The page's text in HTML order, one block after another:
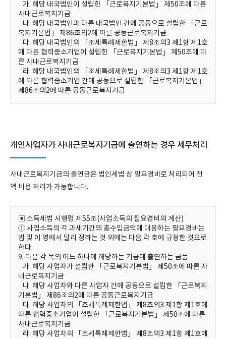
가. 해당 내국법인이 설립한 「근로복지기본법」 제50조에 따른
사내근로복지기금
나. 해당 내국법인과 다른 내국법인 간에 공동으로 설립한 「근로
복지기본법」 제86조의2에 따른 공동근로복지기금
다. 해당 내국법인의 「조세특례제한법」 제8조의3 제1항 제1호
에 따른 협력중소기업이 설립한 「근로복지기본법」 제50조에 따
른 사내근로복지기금
라. 해당 내국법인의 「조세특례제한법」 제8조의3 제1항 제1호
에 따른 협력중소기업 간에 공동으로 설립한 「근로복지기본법」
제86조의2에 따른 공동근로복지기금
개인사업자가 사내근로복지기금에 출연하는 경우 세무처리
사내근로복지기금의 출연금은 법인세법 상 필요경비로 처리되어 전
액 비용 처리가 가능합니다.
▣ 소득세법 시행령 제55조(사업소득의 필요경비의 계산)
① 사업소득의 각 과세기간의 총수입금액에 대응하는 필요경비는
법 및 이 영에서 달리 정하는 것 외에는 다음 각 호에 규정한 것으로
한다.
9. 다음 각 목의 어느 하나에 해당하는 기금에 출연하는 금품
가. 해당 사업자가 설립한 「근로복지기본법」 제50조에 따른 사
내근로복지기금
나. 해당 사업자와 다른 사업자 간에 공동으로 설립한 「근로복지
기본법」 제86조의2에 따른 공동근로복지기금
다. 해당 사업자의 「조세특례제한법」 제8조의3 제1항 제1호에
따른 협력중소기업이 설립한 「근로복지기본법」 제50조에 따른
사내근로복지기금
라. 해당 사업자의 「조세특례제한법」 제8조의3 제1항 제1호에